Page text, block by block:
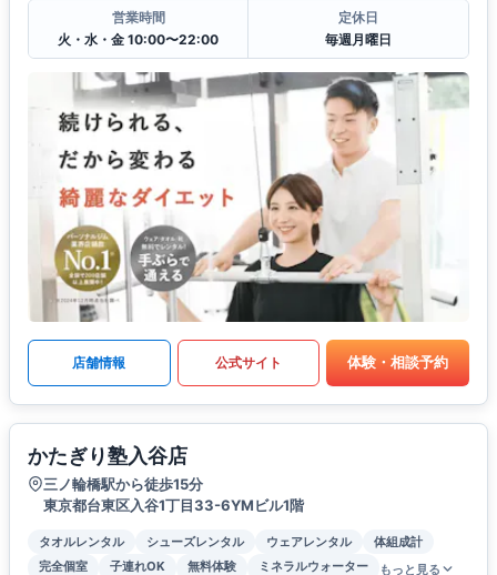
営業時間
火・水・金 10:00〜22:00
定休日
毎週月曜日
店舗情報 公式サイト 体験・相談予約
かたぎり塾入谷店
三ノ輪橋駅から徒歩15分
東京都台東区入谷1丁目33-6YMビル1階
タオルレンタル シューズレンタル ウェアレンタル
体組成計
完全個室
子連れOK 無料体験 ミネラルウォーター もっと見る